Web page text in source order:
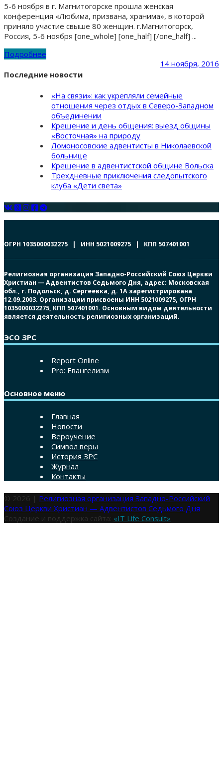
5-6 ноября в г. Магнитогорске прошла женская
конференция «Любима, призвана, хранима», в которой
приняло участие свыше 80 женщин. г.Магнитогорск,
Россия, 5-6 ноября [one_whole] [one_half] [/one_half] ...
Подробнее
14 ноября, 2016
Последние новости
«На связи»: как укрепляли семейные
отношения через отдых в Северо-Западном
объединении
Крещение и день общения: выезд общины
«Восточная» на природу
Ломоносовские адвентисты в Николаевской
больнице
Крещение в адвентистской общине Вольска
Трехдневные приключения следопытского
клуба «Дети света»
ОГРН 1035000032275 | ИНН 5021009275 | КПП 507401001
Религиозная организация Западно-Российский Союз Церкви
Христиан — Адвентистов Седьмого Дня, адрес: Московская
обл., г. Подольск, д. Сергеевка, д. 1А зарегистрирована
12.09.2003. Организации присвоены ИНН 5021009275, ОГРН
1035000032275, КПП 507401001. Основным видом деятельности
является деятельность религиозных организаций.
ЭСО ЗРС
Report Online
Pro: Евангелизм
Основное меню
Главная
Новости
Вероучение
Символ веры
История ЗРС
Журнал
Контакты
© 2026 | Религиозная организация Западно-Российский
Союз Церкви Христиан — Адвентистов Седьмого Дня
Создание и поддержка сайта: «IT Life Consult»